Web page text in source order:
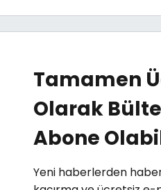
Tamamen
Olarak
Abone
Yeni haberlerden